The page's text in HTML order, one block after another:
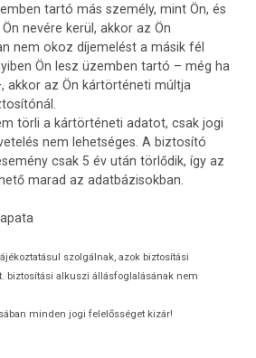
tartó más személy, mint Ön, és
nevére kerül, akkor az Ön
nem okoz díjemelést a másik fél
Ön lesz üzemben tartó – még ha
akkor az Ön kártörténeti múltja
törli a kártörténeti adatot, csak jogi
nem lehetséges. A biztosító
csak 5 év után törlődik, így az
marad az adatbázisokban.
szolgálnak, azok biztosítási
biztosítási alkuszi állásfoglalásának nem
minden jogi felelősséget kizár!